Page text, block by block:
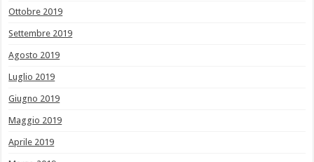
Ottobre 2019
Settembre 2019
Agosto 2019
Luglio 2019
Giugno 2019
Maggio 2019
Aprile 2019